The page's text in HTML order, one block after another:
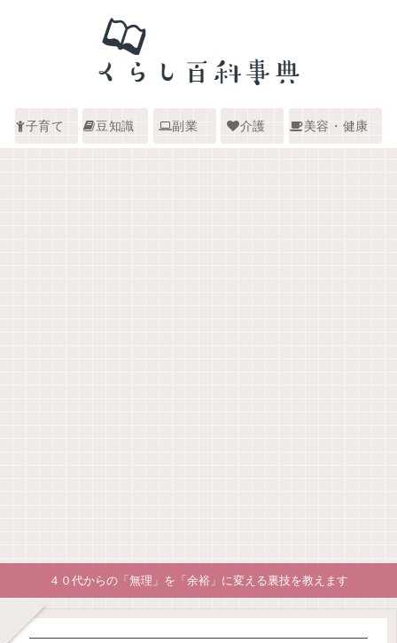
子育て 豆知識 副業 介護 美容・健康
４０代からの「無理」を「余裕」に変える裏技を教えます